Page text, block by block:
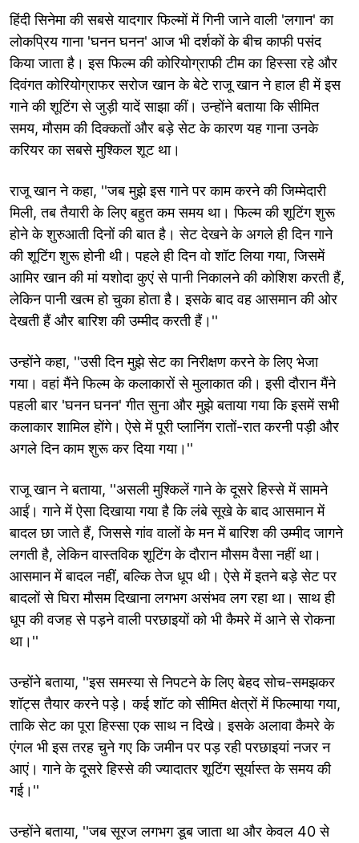
हिंदी सिनेमा की सबसे यादगार फिल्मों में गिनी जाने वाली 'लगान' का
लोकप्रिय गाना 'घनन घनन' आज भी दर्शकों के बीच काफी पसंद
किया जाता है। इस फिल्म की कोरियोग्राफी टीम का हिस्सा रहे और
दिवंगत कोरियोग्राफर सरोज खान के बेटे राजू खान ने हाल ही में इस
गाने की शूटिंग से जुड़ी यादें साझा कीं। उन्होंने बताया कि सीमित
समय, मौसम की दिक्कतों और बड़े सेट के कारण यह गाना उनके
करियर का सबसे मुश्किल शूट था।
राजू खान ने कहा, ''जब मुझे इस गाने पर काम करने की जिम्मेदारी
मिली, तब तैयारी के लिए बहुत कम समय था। फिल्म की शूटिंग शुरू
होने के शुरुआती दिनों की बात है। सेट देखने के अगले ही दिन गाने
की शूटिंग शुरू होनी थी। पहले ही दिन वो शॉट लिया गया, जिसमें
आमिर खान की मां यशोदा कुएं से पानी निकालने की कोशिश करती हैं,
लेकिन पानी खत्म हो चुका होता है। इसके बाद वह आसमान की ओर
देखती हैं और बारिश की उम्मीद करती हैं।''
उन्होंने कहा, ''उसी दिन मुझे सेट का निरीक्षण करने के लिए भेजा
गया। वहां मैंने फिल्म के कलाकारों से मुलाकात की। इसी दौरान मैंने
पहली बार 'घनन घनन' गीत सुना और मुझे बताया गया कि इसमें सभी
कलाकार शामिल होंगे। ऐसे में पूरी प्लानिंग रातों-रात करनी पड़ी और
अगले दिन काम शुरू कर दिया गया।''
राजू खान ने बताया, ''असली मुश्किलें गाने के दूसरे हिस्से में सामने
आईं। गाने में ऐसा दिखाया गया है कि लंबे सूखे के बाद आसमान में
बादल छा जाते हैं, जिससे गांव वालों के मन में बारिश की उम्मीद जागने
लगती है, लेकिन वास्तविक शूटिंग के दौरान मौसम वैसा नहीं था।
आसमान में बादल नहीं, बल्कि तेज धूप थी। ऐसे में इतने बड़े सेट पर
बादलों से घिरा मौसम दिखाना लगभग असंभव लग रहा था। साथ ही
धूप की वजह से पड़ने वाली परछाइयों को भी कैमरे में आने से रोकना
था।''
उन्होंने बताया, ''इस समस्या से निपटने के लिए बेहद सोच-समझकर
शॉट्स तैयार करने पड़े। कई शॉट को सीमित क्षेत्रों में फिल्माया गया,
ताकि सेट का पूरा हिस्सा एक साथ न दिखे। इसके अलावा कैमरे के
एंगल भी इस तरह चुने गए कि जमीन पर पड़ रही परछाइयां नजर न
आएं। गाने के दूसरे हिस्से की ज्यादातर शूटिंग सूर्यास्त के समय की
गई।''
उन्होंने बताया, ''जब सूरज लगभग डूब जाता था और केवल 40 से